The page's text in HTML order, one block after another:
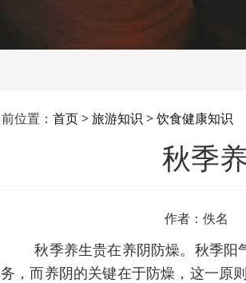
位置： 首页>旅游知识 >饮食健康知识
秋季
作者：佚名
秋季养生贵在养阴防燥。秋季
务，而养阴的关键在于防燥，这一原